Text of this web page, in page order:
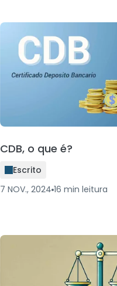
CDB, o que é?
Escrito
7 NOV., 2024 16 min leitura